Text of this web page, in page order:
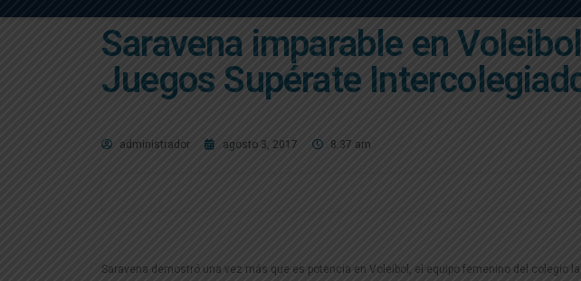
Saravena imparable en
Juegos Supérate
administrador agosto 3, 2017 8:37 am
Saravena demostró una vez más que es potencia en Voleibol, el equipo femenino del colegio